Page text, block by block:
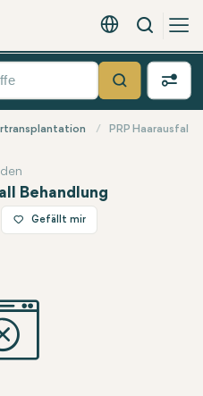
Deutsch - EUR
Suche
Suche
PRP Haarausfall
Behandlung
Gefällt mir